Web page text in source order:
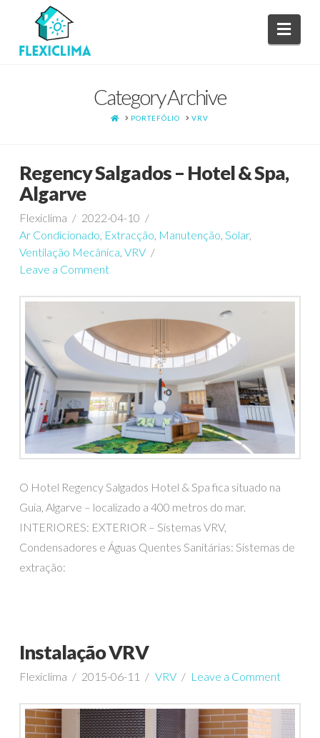
Category Archive
HOMEPORTEFÓLIO VRV
Regency Salgados – Hotel & Spa,
Algarve
Flexiclima
2022-04-10
Ar Condicionado, Extracção, Manutenção, Solar,
Ventilação Mecânica, VRV
Leave a Comment
O Hotel Regency Salgados Hotel & Spa fica situado na
Guia, Algarve – localizado a 400 metros do mar.
INTERIORES: EXTERIOR – Sistemas VRV,
Condensadores e Águas Quentes Sanitárias: Sistemas de
extração:
Instalação VRV
Flexiclima 2015-06-11 VRV Leave a Comment